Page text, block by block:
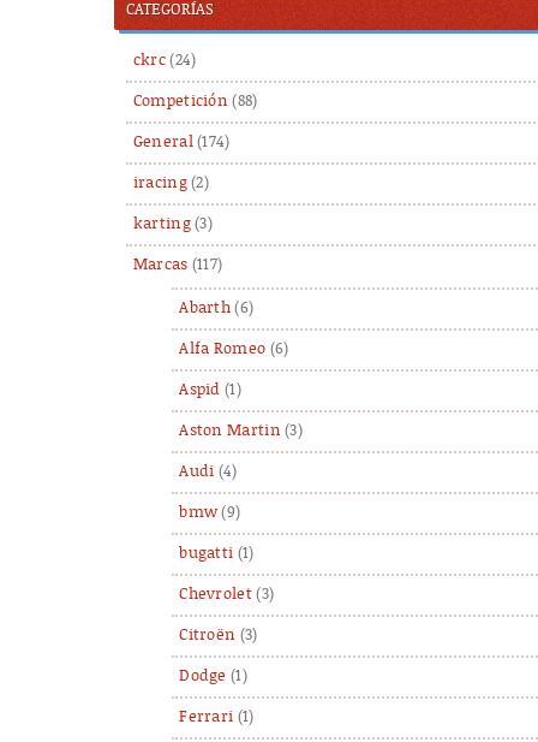
CATEGORÍAS
ckrc(24)
Competición (88)
General(174)
iracing(2)
karting(3)
Marcas (117)
Abarth (6)
Alfa Romeo (6)
Aspid (1)
Aston Martin (3)
Audi (4)
bmw (9)
bugatti (1)
Chevrolet(3)
Citroën (3)
Dodge (1)
Ferrari (1)